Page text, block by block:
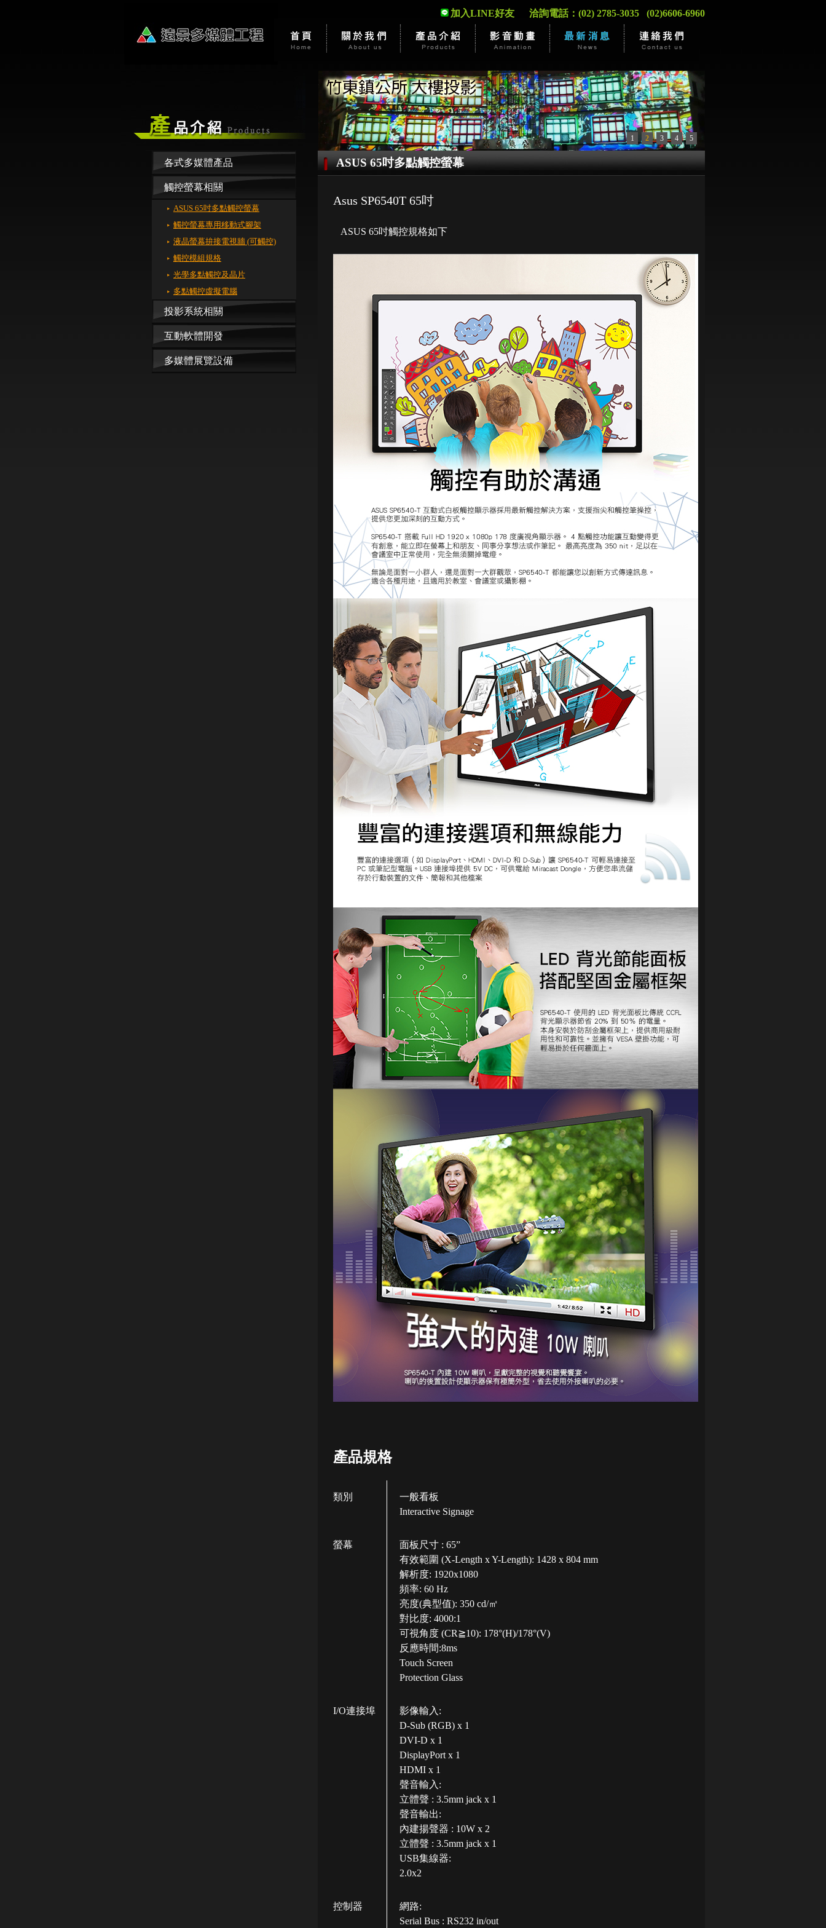
加入LINE好友 洽詢電話：(02) 2785-3035 (02)6606-6960
1 2 3 4 5
各式多媒體產品
觸控螢幕相關
ASUS 65吋多點觸控螢幕
觸控螢幕專用移動式腳架
液晶螢幕拚接電視牆 (可觸控)
觸控模組規格
光學多點觸控及晶片
多點觸控虛擬電腦
投影系統相關
互動軟體開發
多媒體展覽設備
ASUS 65吋多點觸控螢幕
Asus SP6540T 65吋
ASUS 65吋觸控規格如下
產品規格
類別
一般看板
Interactive Signage
螢幕
面板尺寸 : 65”
有效範圍 (X-Length x Y-Length): 1428 x 804 mm
解析度: 1920x1080
頻率: 60 Hz
亮度(典型值): 350 cd/㎡
對比度: 4000:1
可視角度 (CR≧10): 178°(H)/178°(V)
反應時間:8ms
Touch Screen
Protection Glass
I/O連接埠
影像輸入:
D-Sub (RGB) x 1
DVI-D x 1
DisplayPort x 1
HDMI x 1
聲音輸入:
立體聲 : 3.5mm jack x 1
聲音輸出:
內建揚聲器 : 10W x 2
立體聲 : 3.5mm jack x 1
USB集線器:
2.0x2
控制器
網路:
Serial Bus : RS232 in/out